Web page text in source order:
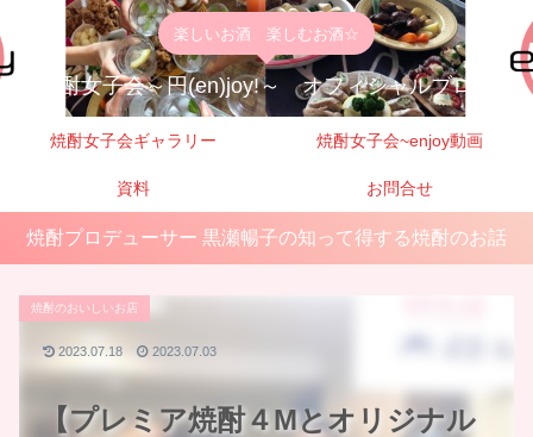
楽しいお酒 楽しむお酒☆
焼酎女子会～円(en)joy!～ オフィシャルブログ
焼酎女子会ギャラリー 焼酎女子会~enjoy動画
資料 お問合せ
焼酎プロデューサー 黒瀬暢子の知って得する焼酎のお話
【プレミア焼酎４Mとオリジナル
焼酎のおいしいお店
2023.07.18 2023.07.03